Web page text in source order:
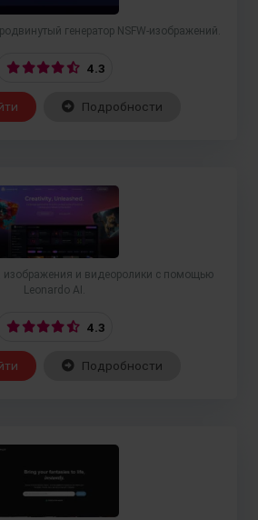
генератор NSFW-изображений.
4.3
Подробности
изображения и видеоролики с помощью
Leonardo AI.
4.3
Подробности